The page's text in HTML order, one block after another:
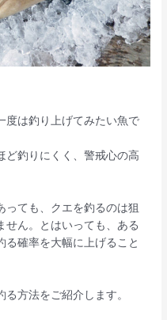
度は釣り上げてみたい魚で
ど釣りにくく、警戒心の高
っても、クエを釣るのは狙
せん。とはいっても、ある
確率を大幅に上げること
方法をご紹介します。